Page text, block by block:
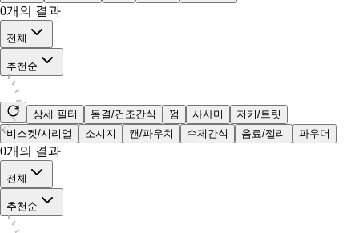
0개의 결과
전체
추천순
상세 필터 동결/건조간식 껌 사사미
저키/트릿
비스켓/시리얼
소시지 캔/파우치 수제간식 음료/젤리 파우더
0개의 결과
전체
추천순